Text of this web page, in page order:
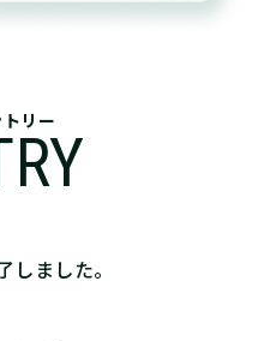
トリー
しました。